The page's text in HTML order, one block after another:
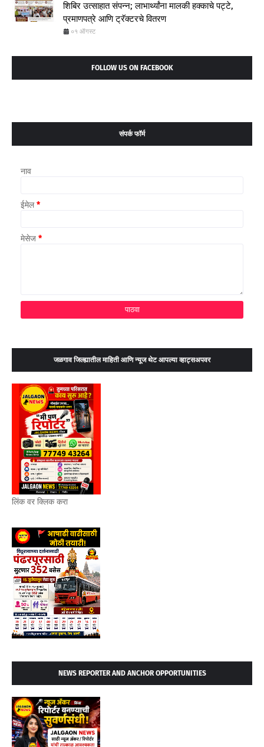
शिबिर उत्साहात संपन्न; लाभार्थ्यांना मालकी हक्काचे पट्टे,
प्रमाणपत्रे आणि ट्रॅक्टरचे वितरण
०१ ऑगस्ट
FOLLOW US ON FACEBOOK
संपर्क फॉर्म
नाव
ईमेल*
मेसेज *
जळगाव जिल्ह्यातील माहिती आणि न्यूज थेट आपल्या व्हाट्सअपवर
लिंक वर क्लिक करा
NEWS REPORTER AND ANCHOR OPPORTUNITIES